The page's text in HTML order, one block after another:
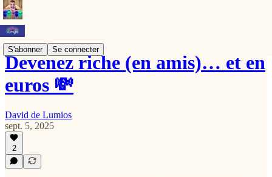
S'abonner Se connecter
Devenez riche (en amis)… et en
euros 💸
David de Lumios
sept. 5, 2025
2